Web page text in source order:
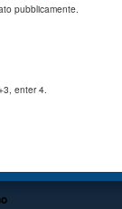
pubblicamente.
enter 4.